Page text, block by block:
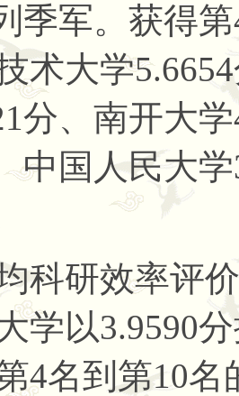
季军。获得
术大学
分、南开大
中国人民大
科研效率评
学以3.9590
4名到第10